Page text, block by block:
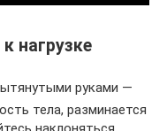
нагрузке
руками —
тела, разминается